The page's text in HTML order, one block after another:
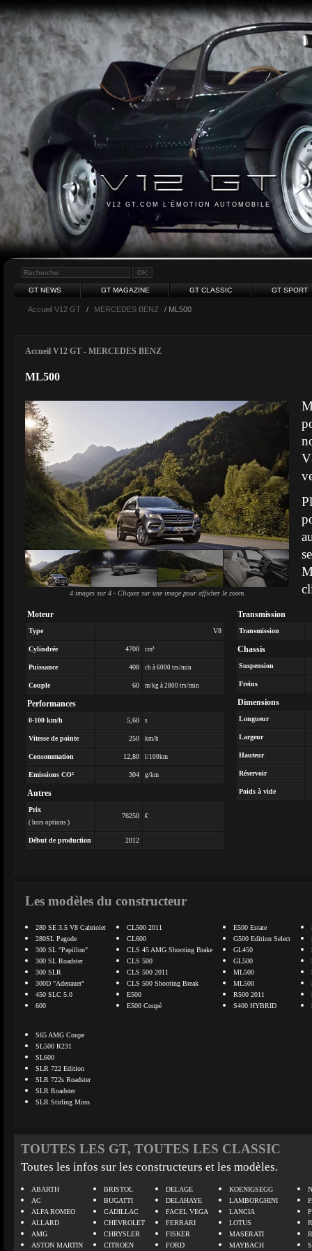
V12 GT.COM L'ÉMOTION AUTOMOBILE
GT NEWS GT MAGAZINE GT CLASSIC GT SPORT
Accueil V12 GT / MERCEDES BENZ / ML500
Accueil V12 GT - MERCEDES BENZ
ML500
4 images sur 4 - Cliquez sur une image pour afficher le zoom.
Moteur
Type V8
Cylindrée 4700 cm³
Puissance 408 ch à 6000 trs/min
Couple 60 m/kg à 2800 trs/min
Performances
0-100 km/h 5,60 s
Vitesse de pointe 250 km/h
Consommation 12,80 l/100km
Emissions CO² 304 g/km
Autres
Prix
( hors options )
76250 €
Début de production 2012
Transmission
Transmission
Chassis
Suspension
Freins
Dimensions
Longueur
Largeur
Hauteur
Réservoir
Poids à vide
Les modèles du constructeur
280 SE 3.5 V8 Cabriolet
280SL Pagode
300 SL "Papillon"
300 SL Roadster
300 SLR
300D "Adenauer"
450 SLC 5.0
600
CL500 2011
CL600
CLS 45 AMG Shooting Brake
CLS 500
CLS 500 2011
CLS 500 Shooting Break
E500
E500 Coupé
E500 Estate
G500 Edition Select
GL450
GL500
ML500
ML500
R500 2011
S400 HYBRID
S65 AMG Coupe
SL500 R231
SL600
SLR 722 Edition
SLR 722s Roadster
SLR Roadster
SLR Stirling Moss
TOUTES LES GT, TOUTES LES CLASSIC
Toutes les infos sur les constructeurs et les modèles.
ABARTH
AC
ALFA ROMEO
ALLARD
AMG
ASTON MARTIN
BRISTOL
BUGATTI
CADILLAC
CHEVROLET
CHRYSLER
CITROEN
DELAGE
DELAHAYE
FACEL VEGA
FERRARI
FISKER
FORD
KOENIGSEGG
LAMBORGHINI
LANCIA
LOTUS
MASERATI
MAYBACH